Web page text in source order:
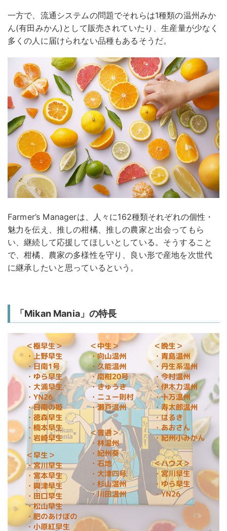
一方で、流通システムの問題でそれらは1種類の温州みか
ん(有田みかん)として販売されていたり、生産量が少なく
多くの人に届けられない品種もあるそうだ。
Farmer’s Managerは、人々に162種類それぞれの個性・
魅力を伝え、推しの柑橘、推しの農家と出会ってもら
い、継続して応援してほしいとしている。そうすること
で、柑橘、農家の多様性を守り、良い形で産地を次世代
に継承したいと思っているという。
「Mikan Mania」の特長